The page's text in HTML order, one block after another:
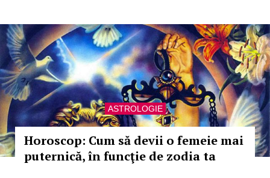
ASTROLOGIE
Horoscop: Cum să devii o femeie mai
puternică, în funcţie de zodia ta